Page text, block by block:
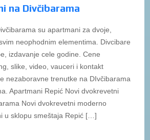
na Divčibarama
su apartmani za dvoje,
neophodnim elementima. Divcibare
izdavanje cele godine. Cene
slike, video, vauceri i kontakt
nezaboravne trenutke na DIvčibarama
Apartmani Repić Novi dvokrevetni
Novi dvokrevetni moderno
u sklopu smeštaja Repić […]